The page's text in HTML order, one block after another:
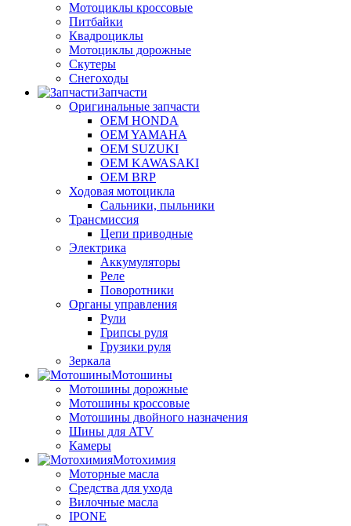
Мотоциклы кроссовые
Питбайки
Квадроциклы
Мотоциклы дорожные
Скутеры
Снегоходы
Запчасти
Оригинальные запчасти
OEM HONDA
OEM YAMAHA
OEM SUZUKI
OEM KAWASAKI
OEM BRP
Ходовая мотоцикла
Сальники, пыльники
Трансмиссия
Цепи приводные
Электрика
Аккумуляторы
Реле
Поворотники
Органы управления
Рули
Грипсы руля
Грузики руля
Зеркала
Мотошины
Мотошины дорожные
Мотошины кроссовые
Мотошины двойного назначения
Шины для ATV
Камеры
Мотохимия
Моторные масла
Средства для ухода
Вилочные масла
IPONE